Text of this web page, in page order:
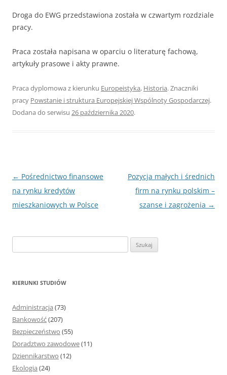
Droga do EWG przedstawiona została w czwartym rozdziale
pracy.
Praca została napisana w oparciu o literaturę fachową,
artykuły prasowe i akty prawne.
Praca dyplomowa z kierunku Europeistyka, Historia. Znaczniki
pracy Powstanie i struktura Europejskiej Wspólnoty Gospodarczej.
Dodana do serwisu 26 października 2020.
Nawigacja
wpisu
← Pośrednictwo finansowe
na rynku kredytów
mieszkaniowych w Polsce
Pozycja małych i średnich
firm na rynku polskim –
szanse i zagrożenia →
z
KIERUNKI STUDIÓW
Administracja (73)
Bankowość(207)
Bezpieczeństwo (55)
Doradztwo zawodowe(11)
Dziennikarstwo (12)
Ekologia (24)